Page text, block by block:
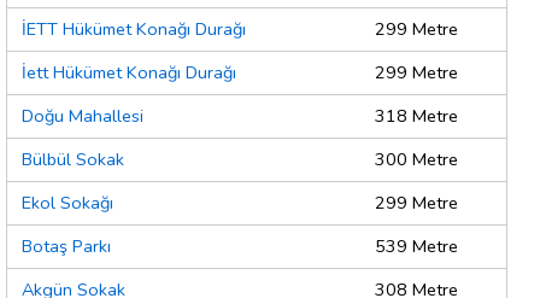
İETT Hükümet Konağı Durağı
299 Metre
İett Hükümet Konağı Durağı
299 Metre
Doğu Mahallesi
318 Metre
Bülbül Sokak
300 Metre
Ekol Sokağı
299 Metre
Botaş Parkı
539 Metre
Akgün Sokak
308 Metre